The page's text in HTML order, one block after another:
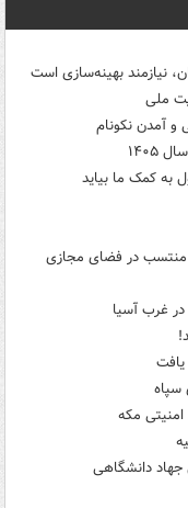
نیازمند بهینه‌سازی است
ملی
و آمدن نکونام
به کمک ما بیاید
منتسب در فضای مجازی
در غرب آسیا
سپاه
امنیتی مکه
دانشگاهی